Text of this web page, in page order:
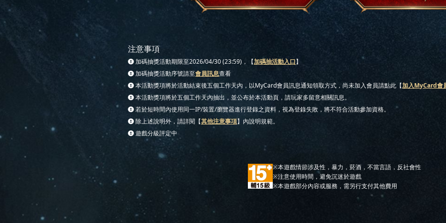
注意事項
加碼抽獎活動期限至2026/04/30 (23:59)，【加碼抽活動入口】
加碼抽獎活動序號請至會員訊息查看
本活動獎項將於活動結束後五個工作天內，以MyCard會員訊息通知領取方式，尚未加入會員請點此【加入MyCard會
本活動獎項將於五個工作天內抽出，並公布於本活動頁，請玩家多留意相關訊息。
若於短時間內使用同一IP/裝置/瀏覽器進行登錄之資料，視為登錄失敗，將不符合活動參加資格。
除上述說明外，請詳閱【其他注意事項】內說明規範。
遊戲分級評定中
※本遊戲情節涉及性，暴力，菸酒，不當言語，反社會性
※注意使用時間，避免沉迷於遊戲
※本遊戲部分內容或服務，需另行支付其他費用